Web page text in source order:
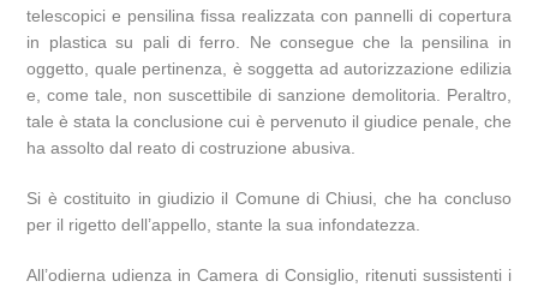
telescopici e pensilina fissa realizzata con pannelli di copertura
in plastica su pali di ferro. Ne consegue che la pensilina in
oggetto, quale pertinenza, è soggetta ad autorizzazione edilizia
e, come tale, non suscettibile di sanzione demolitoria. Peraltro,
tale è stata la conclusione cui è pervenuto il giudice penale, che
ha assolto dal reato di costruzione abusiva.
Si è costituito in giudizio il Comune di Chiusi, che ha concluso
per il rigetto dell’appello, stante la sua infondatezza.
All’odierna udienza in Camera di Consiglio, ritenuti sussistenti i